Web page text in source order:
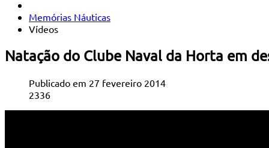
Memórias Náuticas
Vídeos
Natação do Clube Naval da Horta em
Publicado em 27 fevereiro 2014
2336